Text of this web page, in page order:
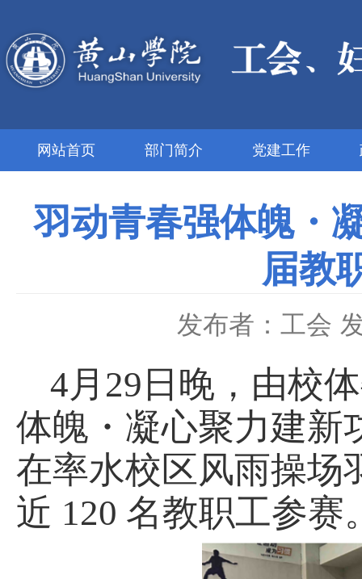
网站首页 部门简介 党建工作
羽动青春强体魄・
届教
发布者：工会
4月29日晚，由校
体魄・凝心聚力建新
在率水校区风雨操场
近 120 名教职工参赛